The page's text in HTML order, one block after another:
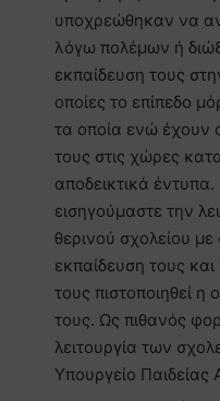
υποχρεώθηκαν να
λόγω πολέμων ή
εκπαίδευση τους
οποίες το επίπεδο
τα οποία ενώ έχουν
τους στις χώρες
αποδεικτικά
εισηγούμαστε την
θερινού σχολείου
εκπαίδευση τους
τους πιστοποιηθεί
τους. Ως πιθανός
λειτουργία των
Υπουργείο Παιδείας